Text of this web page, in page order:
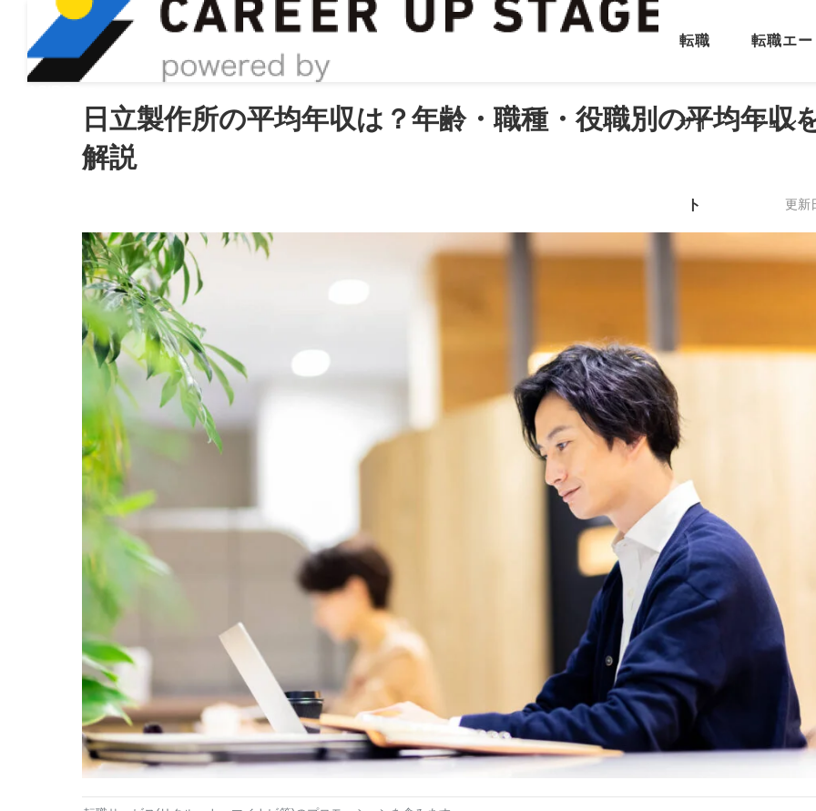
転職
サイ
ト
転職エー
ジェント
日立製作所の平均年収は？年齢・職種・役職別の平均年収
解説
更新